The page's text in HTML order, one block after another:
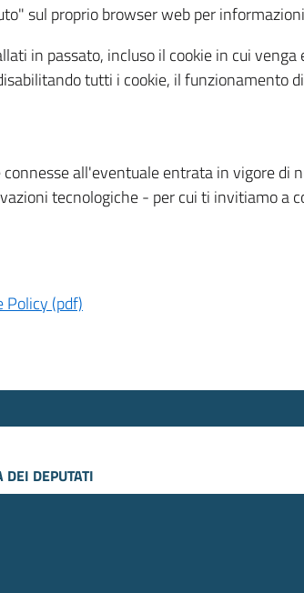
sul proprio browser web per
in passato, incluso il cookie in cui
tutti i cookie, il funzionamento
all'eventuale entrata in vigore di
tecnologiche - per cui ti invitiamo a
Policy (pdf)
DEI DEPUTATI